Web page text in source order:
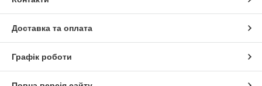
Доставка та оплата
Графік роботи